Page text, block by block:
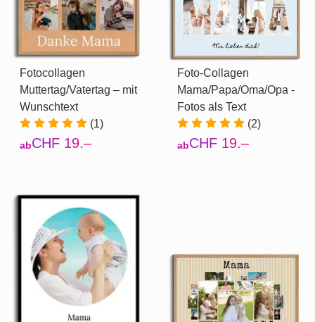
Fotocollagen
Muttertag/Vatertag – mit
Wunschtext
(1)
abCHF 19.–
Foto-Collagen
Mama/Papa/Oma/Opa -
Fotos als Text
(2)
abCHF 19.–